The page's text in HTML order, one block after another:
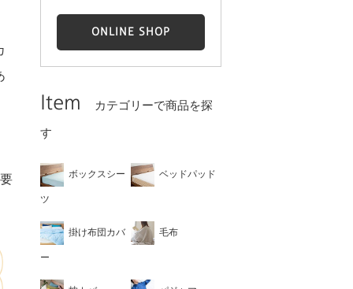
ONLINE SHOP
Item
カテゴリーで商品を探
す
ボックスシー
ツ
ベッドパッド
掛け布団カバ
ー
毛布